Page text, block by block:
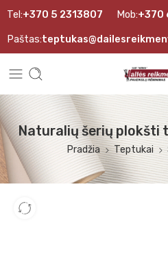
Tel:+370 5 2313807 Mob:+370
Paštas:
Naturalių šerių plokšti
Pradžia Teptukai